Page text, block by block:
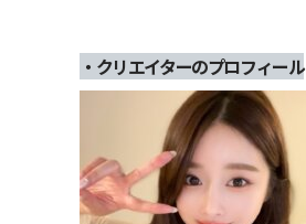
・クリエイターのプロフィール